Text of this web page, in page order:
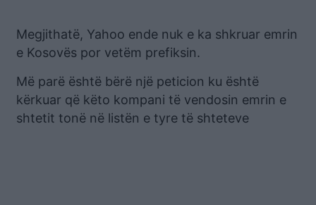
Megjithatë, Yahoo ende nuk e ka shkruar emrin
e Kosovës por vetëm prefiksin.
Më parë është bërë një peticion ku është
kërkuar që këto kompani të vendosin emrin e
shtetit tonë në listën e tyre të shteteve